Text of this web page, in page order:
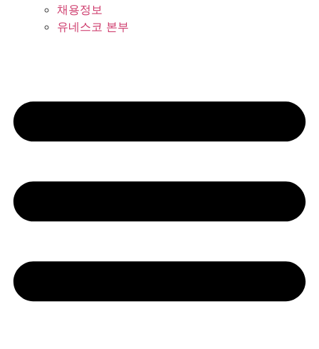
채용정보
유네스코 본부